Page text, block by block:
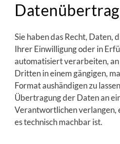
Sie haben das Recht, Daten,
Ihrer Einwilligung oder in
automatisiert verarbeiten, an
Dritten in einem gängigen,
Format aushändigen zu
Übertragung der Daten an
Verantwortlichen verlangen,
es technisch machbar ist.